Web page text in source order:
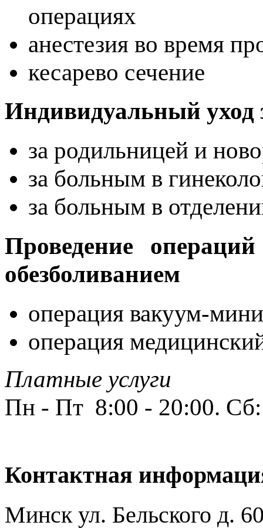
операциях
анестезия во время
кесарево сечение
Индивидуальный уход
за родильницей и
за больным в
за больным в
Проведение
обезболиванием
операция вакуум-
операция
Платные услуги
Пн - Пт 8:00 - 20:00.
Контактная
Минск ул. Бельского д.